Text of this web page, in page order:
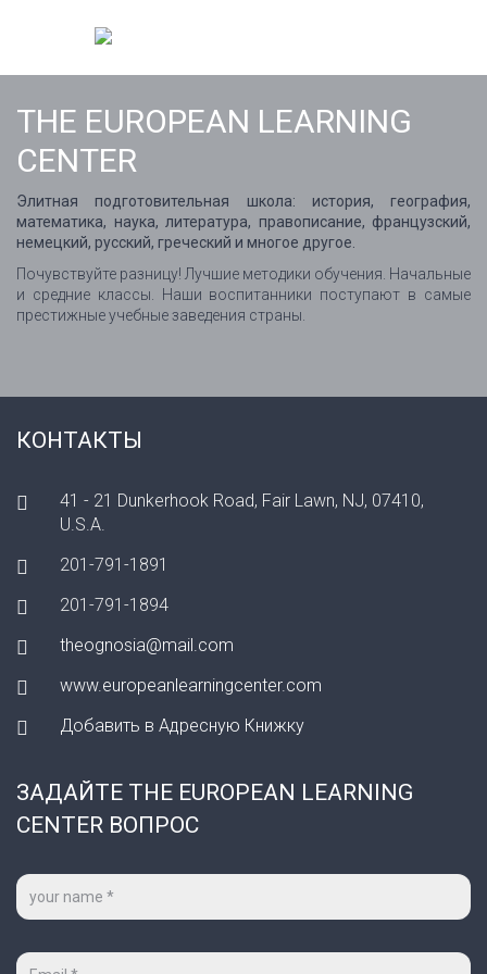
THE EUROPEAN LEARNING
CENTER
Элитная подготовительная школа: история, география,
математика, наука, литература, правописание, французский,
немецкий, русский, греческий и многое другое.
Почувствуйте разницу! Лучшие методики обучения. Начальные
и средние классы. Наши воспитанники поступают в самые
престижные учебные заведения страны.
КОНТАКТЫ
41 - 21 Dunkerhook Road, Fair Lawn, NJ, 07410,
U.S.A.
201-791-1891
201-791-1894
theognosia@mail.com
www.europeanlearningcenter.com
Добавить в Адресную Книжку
ЗАДАЙТЕ THE EUROPEAN LEARNING
CENTER ВОПРОС
Ваше
имя
Ваш